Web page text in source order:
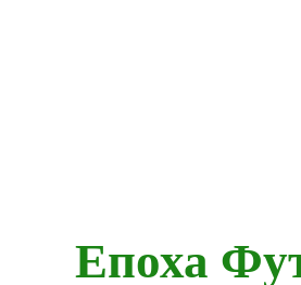
Епоха